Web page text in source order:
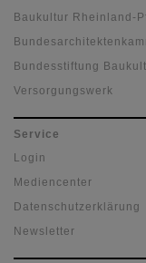
Baukultur Rheinland-
Bundesstiftung
Versorgungswerk
Service
Login
Mediencenter
Datenschutzerklärung
Newsletter